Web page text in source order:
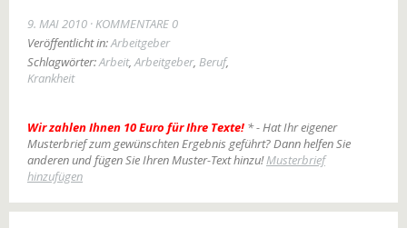
9. MAI 2010 KOMMENTARE 0
Veröffentlicht in:Arbeitgeber
Schlagwörter:Arbeit,Arbeitgeber, Beruf,
Krankheit
Wir zahlen Ihnen 10 Euro für Ihre Texte! * - Hat Ihr eigener
Musterbrief zum gewünschten Ergebnis geführt? Dann helfen Sie
anderen und fügen Sie Ihren Muster-Text hinzu!Musterbrief
hinzufügen